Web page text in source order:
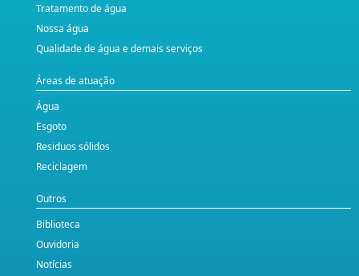
Tratamento de água
Nossa água
Qualidade de água e demais serviços
Áreas de atuação
Água
Esgoto
Residuos sólidos
Reciclagem
Outros
Biblioteca
Ouvidoria
Notícias